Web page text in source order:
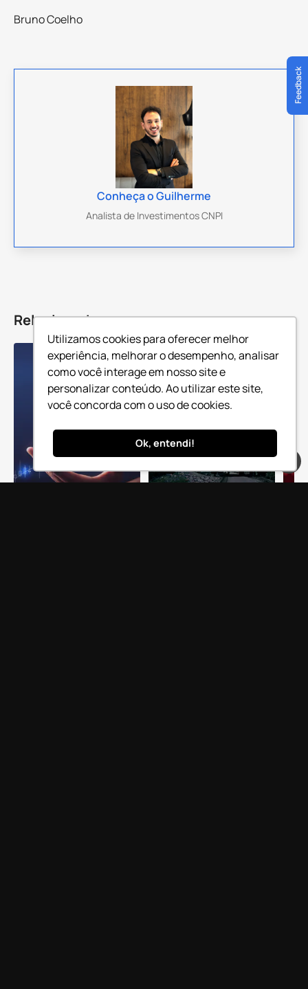
Utilizamos cookies para oferecer melhor
experiência, melhorar o desempenho, analisar
como você interage em nosso site e
personalizar conteúdo. Ao utilizar este site,
você concorda com o uso de cookies.
Ok, entendi!
Feedback
Bruno Coelho
ConheçaoGuilherme
Analista de Investimentos CNPI
Relacionados